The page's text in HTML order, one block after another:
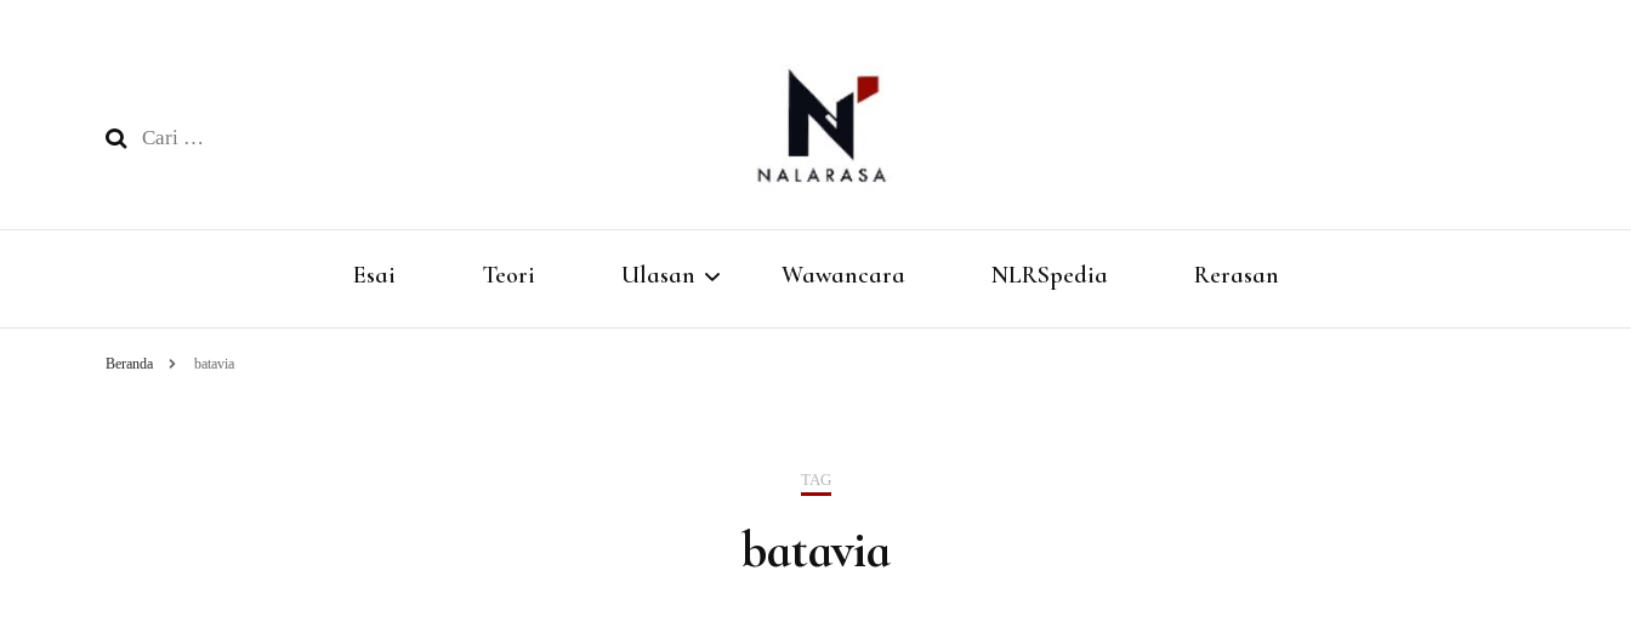
Cari
Nalarasa
Esai Teori Ulasan Wawancara NLRSpedia Rerasan
Beranda batavia
TAG
batavia